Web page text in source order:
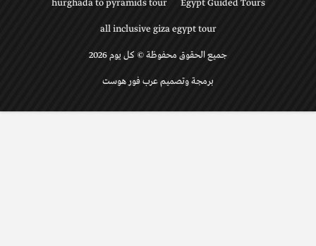
Egypt Guided Tours
hurghada to pyramids tour
all inclusive giza egypt tour
جميع الحقوق محفوظة © كل يوم 2026
برمجة وتصميم عرب فور هوست